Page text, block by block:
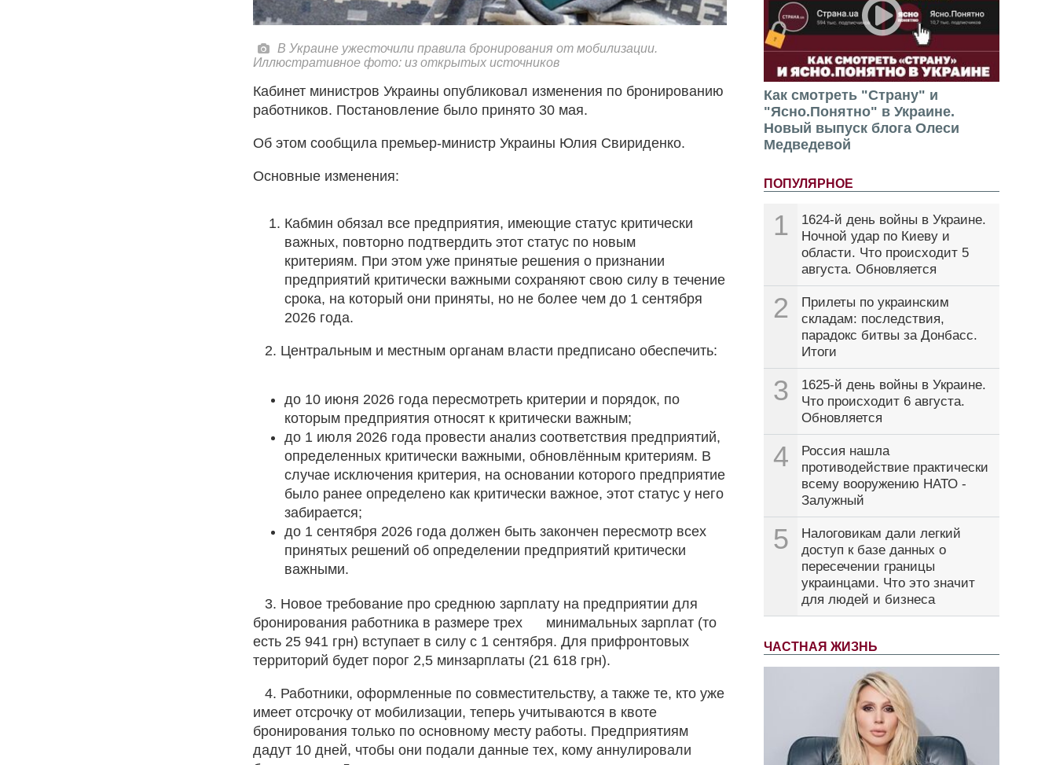
Как смотреть "Страну" и
"Ясно.Понятно" в Украине.
Новый выпуск блога Олеси
Медведевой
ПОПУЛЯРНОЕ
1
1624-й день войны в Украине.
Ночной удар по Киеву и
области. Что происходит 5
августа. Обновляется
2
Прилеты по украинским
складам: последствия,
парадокс битвы за Донбасс.
Итоги
3
1625-й день войны в Украине.
Что происходит 6 августа.
Обновляется
4
Россия нашла
противодействие практически
всему вооружению НАТО -
Залужный
5
Налоговикам дали легкий
доступ к базе данных о
пересечении границы
украинцами. Что это значит
для людей и бизнеса
ЧАСТНАЯ ЖИЗНЬ
В Украине ужесточили правила бронирования от мобилизации.
Иллюстративное фото: из открытых источников
Кабинет министров Украины опубликовал изменения по бронированию
работников. Постановление было принято 30 мая.
Об этом сообщила премьер-министр Украины Юлия Свириденко.
Основные изменения:
Кабмин обязал все предприятия, имеющие статус критически
важных, повторно подтвердить этот статус по новым
критериям. При этом уже принятые решения о признании
предприятий критически важными сохраняют свою силу в течение
срока, на который они приняты, но не более чем до 1 сентября
2026 года.
2. Центральным и местным органам власти предписано обеспечить:
до 10 июня 2026 года пересмотреть критерии и порядок, по
которым предприятия относят к критически важным;
до 1 июля 2026 года провести анализ соответствия предприятий,
определенных критически важными, обновлённым критериям. В
случае исключения критерия, на основании которого предприятие
было ранее определено как критически важное, этот статус у него
забирается;
до 1 сентября 2026 года должен быть закончен пересмотр всех
принятых решений об определении предприятий критически
важными.
3. Новое требование про среднюю зарплату на предприятии для
бронирования работника в размере трех минимальных зарплат (то
есть 25 941 грн) вступает в силу с 1 сентября. Для прифронтовых
территорий будет порог 2,5 минзарплаты (21 618 грн).
4. Работники, оформленные по совместительству, а также те, кто уже
имеет отсрочку от мобилизации, теперь учитываются в квоте
бронирования только по основному месту работы. Предприятиям
дадут 10 дней, чтобы они подали данные тех, кому аннулировали